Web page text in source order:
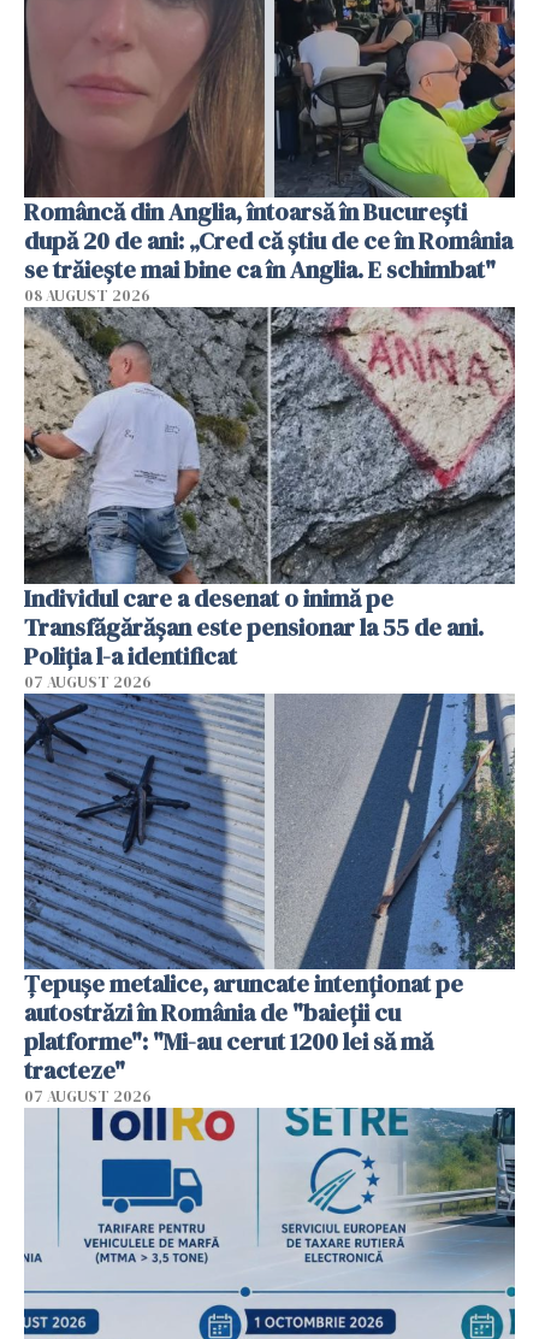
Româncă din Anglia, întoarsă în București
după 20 de ani: „Cred că știu de ce în România
se trăiește mai bine ca în Anglia. E schimbat"
08 AUGUST 2026
Individul care a desenat o inimă pe
Transfăgărășan este pensionar la 55 de ani.
Poliția l-a identificat
07 AUGUST 2026
Țepușe metalice, aruncate intenționat pe
autostrăzi în România de "baieții cu
platforme": "Mi-au cerut 1200 lei să mă
tracteze"
07 AUGUST 2026